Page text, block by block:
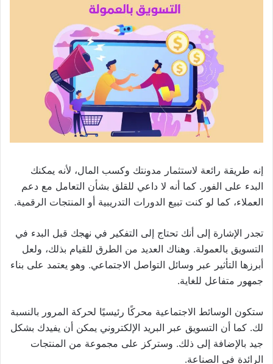
إنه طريقة رائعة لاستثمار مدونتك وكسب المال، لأنه يمكنك
البدء على الفور. كما أنه لا داعي للقلق بشأن التعامل مع دعم
العملاء، كما لو كنت تبيع الدورات التدريبية أو المنتجات الرقمية.
تجدر الإشارة إلى أنك تحتاج إلى التفكير في نهجك قبل البدء في
التسويق بالعمولة. وهناك العديد من الطرق للقيام بذلك، ولعل
أبرزها التأثير عبر وسائل التواصل الاجتماعي. وهو يعتمد على بناء
جمهور متفاعل للغاية.
ستكون الوسائط الاجتماعية محركًا رئيسيًا لحركة المرور بالنسبة
لك. كما أن التسويق عبر البريد الإلكتروني يمكن أن يفيدك بشكل
جيد بالإضافة إلى ذلك. وستركز على مجموعة من المنتجات
الرائدة في الصناعة.